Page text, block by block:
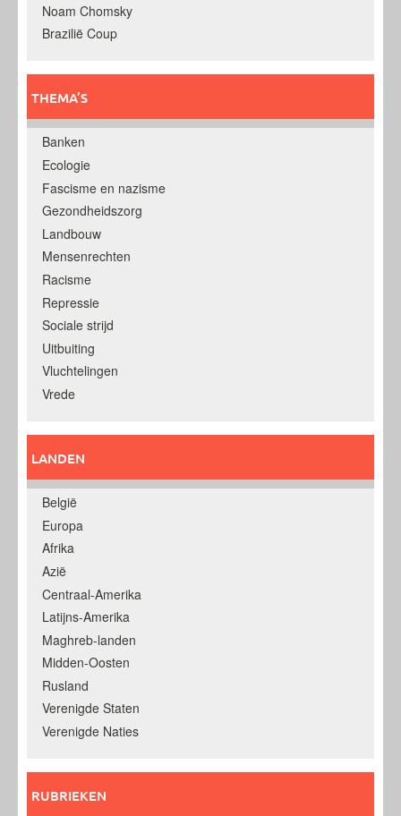
Noam Chomsky
Brazilië Coup
THEMA’S
Banken
Ecologie
Fascisme en nazisme
Gezondheidszorg
Landbouw
Mensenrechten
Racisme
Repressie
Sociale strijd
Uitbuiting
Vluchtelingen
Vrede
LANDEN
België
Europa
Afrika
Azië
Centraal-Amerika
Latijns-Amerika
Maghreb-landen
Midden-Oosten
Rusland
Verenigde Staten
Verenigde Naties
RUBRIEKEN